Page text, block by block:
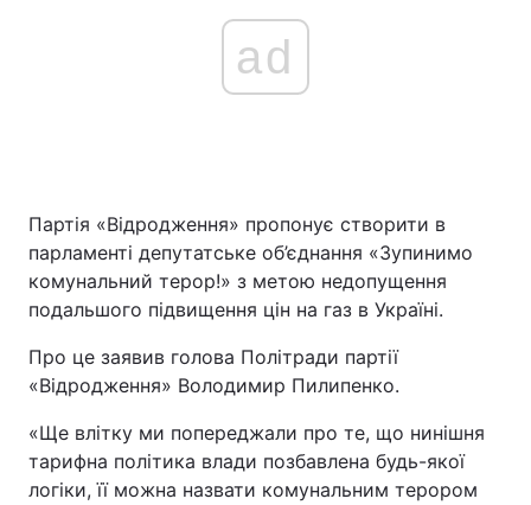
ad
Партія «Відродження» пропонує створити в
парламенті депутатське об’єднання «Зупинимо
комунальний терор!» з метою недопущення
подальшого підвищення цін на газ в Україні.
Про це заявив голова Політради партії
«Відродження» Володимир Пилипенко.
«Ще влітку ми попереджали про те, що нинішня
тарифна політика влади позбавлена будь-якої
логіки, її можна назвати комунальним терором